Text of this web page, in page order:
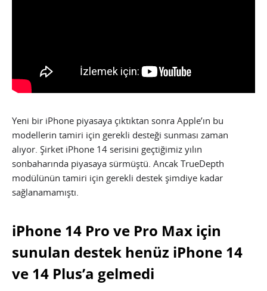
Yeni bir iPhone piyasaya çıktıktan sonra Apple’ın bu
modellerin tamiri için gerekli desteği sunması zaman
alıyor. Şirket iPhone 14 serisini geçtiğimiz yılın
sonbaharında piyasaya sürmüştü. Ancak TrueDepth
modülünün tamiri için gerekli destek şimdiye kadar
sağlanamamıştı.
iPhone 14 Pro ve Pro Max için
sunulan destek henüz iPhone 14
ve 14 Plus’a gelmedi